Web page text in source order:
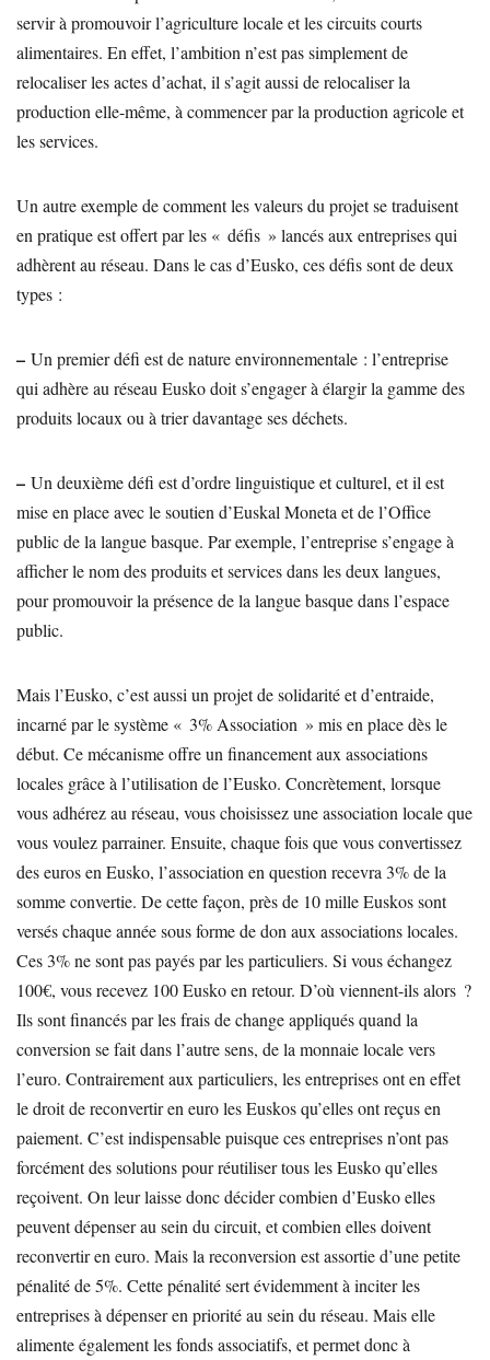
servir à promouvoir l’agriculture locale et les circuits courts
alimentaires. En effet, l’ambition n’est pas simplement de
relocaliser les actes d’achat, il s’agit aussi de relocaliser la
production elle-même, à commencer par la production agricole et
les services.
Un autre exemple de comment les valeurs du projet se traduisent
en pratique est offert par les « défis » lancés aux entreprises qui
adhèrent au réseau. Dans le cas d’Eusko, ces défis sont de deux
types :
– Un premier défi est de nature environnementale : l’entreprise
qui adhère au réseau Eusko doit s’engager à élargir la gamme des
produits locaux ou à trier davantage ses déchets.
– Un deuxième défi est d’ordre linguistique et culturel, et il est
mise en place avec le soutien d’Euskal Moneta et de l’Office
public de la langue basque. Par exemple, l’entreprise s’engage à
afficher le nom des produits et services dans les deux langues,
pour promouvoir la présence de la langue basque dans l’espace
public.
Mais l’Eusko, c’est aussi un projet de solidarité et d’entraide,
incarné par le système « 3% Association » mis en place dès le
début. Ce mécanisme offre un financement aux associations
locales grâce à l’utilisation de l’Eusko. Concrètement, lorsque
vous adhérez au réseau, vous choisissez une association locale que
vous voulez parrainer. Ensuite, chaque fois que vous convertissez
des euros en Eusko, l’association en question recevra 3% de la
somme convertie. De cette façon, près de 10 mille Euskos sont
versés chaque année sous forme de don aux associations locales.
Ces 3% ne sont pas payés par les particuliers. Si vous échangez
100€, vous recevez 100 Eusko en retour. D’où viennent-ils alors ?
Ils sont financés par les frais de change appliqués quand la
conversion se fait dans l’autre sens, de la monnaie locale vers
l’euro. Contrairement aux particuliers, les entreprises ont en effet
le droit de reconvertir en euro les Euskos qu’elles ont reçus en
paiement. C’est indispensable puisque ces entreprises n’ont pas
forcément des solutions pour réutiliser tous les Eusko qu’elles
reçoivent. On leur laisse donc décider combien d’Eusko elles
peuvent dépenser au sein du circuit, et combien elles doivent
reconvertir en euro. Mais la reconversion est assortie d’une petite
pénalité de 5%. Cette pénalité sert évidemment à inciter les
entreprises à dépenser en priorité au sein du réseau. Mais elle
alimente également les fonds associatifs, et permet donc à